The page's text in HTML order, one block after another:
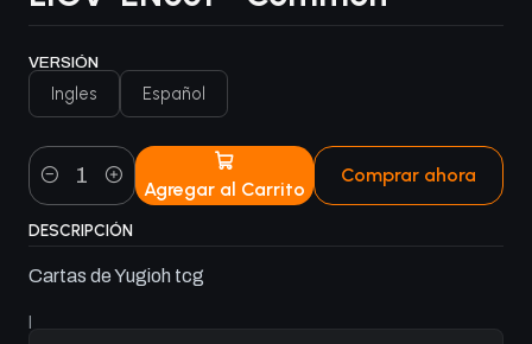
VERSIÓN
Ingles Español
Cantidad Agregar al Carrito
Comprar ahora
DESCRIPCIÓN
Cartas de Yugioh tcg
|